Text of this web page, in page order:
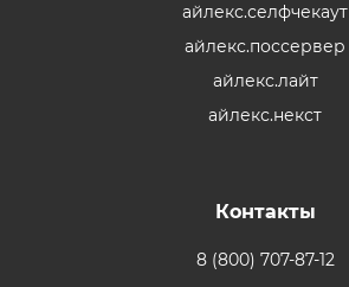
айлекс.селфчекаут
айлекс.поссервер
айлекс.лайт
айлекс.некст
Контакты
8 (800) 707-87-12